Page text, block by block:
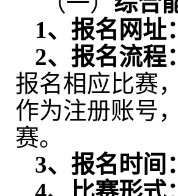
1、报名 网址
2、报名流程：
报名相应比赛
作为注册账号
赛。
3、报名时间：